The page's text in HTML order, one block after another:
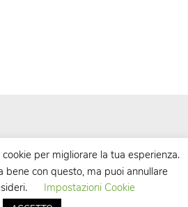
| Theme byTheBootstrapThemes
per migliorare la tua esperienza.
bene con questo, ma puoi annullare
Impostazioni Cookie